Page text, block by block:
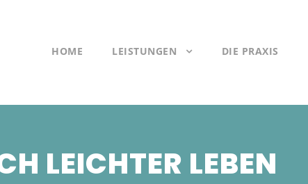
HOME LEISTUNGEN DIE PRAXIS
LEICHTER LEBEN